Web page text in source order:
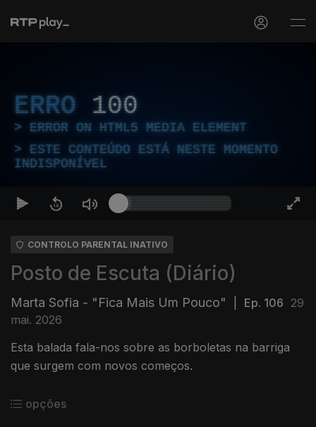
ERRO 100
ERROR ON HTML5 MEDIA ELEMENT
ESTE CONTEÚDO ESTÁ NESTE MOMENTO
INDISPONÍVEL
CONTROLO PARENTAL INATIVO
Posto de Escuta (Diário)
Marta Sofia - "Fica Mais Um Pouco" Ep. 106 29
mai. 2026
Esta balada fala-nos sobre as borboletas na barriga
que surgem com novos começos.
opções